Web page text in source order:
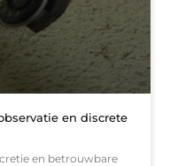
en discrete
en betrouwbare